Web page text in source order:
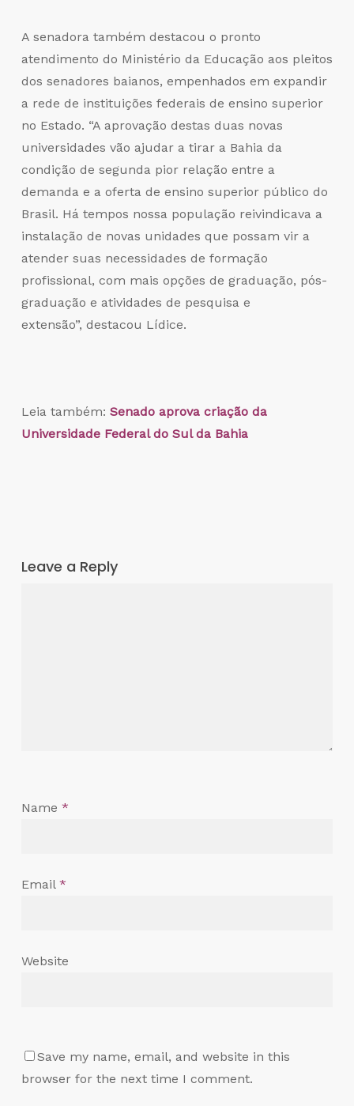
A senadora também destacou o pronto
atendimento do Ministério da Educação aos pleitos
dos senadores baianos, empenhados em expandir
a rede de instituições federais de ensino superior
no Estado. “A aprovação destas duas novas
universidades vão ajudar a tirar a Bahia da
condição de segunda pior relação entre a
demanda e a oferta de ensino superior público do
Brasil. Há tempos nossa população reivindicava a
instalação de novas unidades que possam vir a
atender suas necessidades de formação
profissional, com mais opções de graduação, pós-
graduação e atividades de pesquisa e
extensão”, destacou Lídice.
Leia também: Senado aprova criação da
Universidade Federal do Sul da Bahia
Leave a Reply
Name *
Email *
Website
Save my name, email, and website in this
browser for the next time I comment.